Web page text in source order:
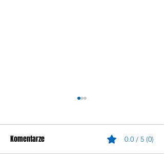
Komentarze 0.0 / 5 (0)